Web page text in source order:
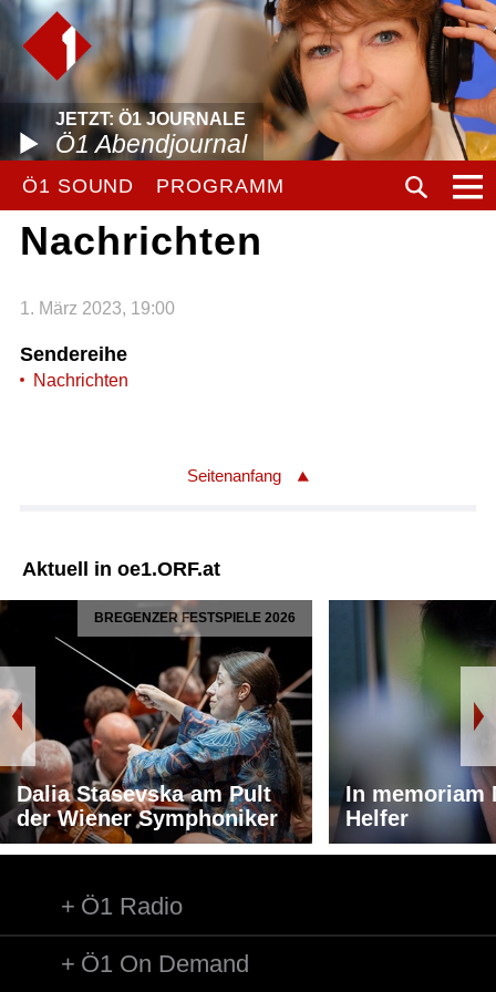
JETZT: Ö1 JOURNALE
Ö1 Abendjournal
Ö1 SOUND PROGRAMM
Nachrichten
1. März 2023, 19:00
Sendereihe
Nachrichten
Seitenanfang
Aktuell in oe1.ORF.at
BREGENZER FESTSPIELE 2026
Dalia Stasevska am Pult
der Wiener Symphoniker
In memoriam
Helfer
Ö1 Radio
Ö1 On Demand